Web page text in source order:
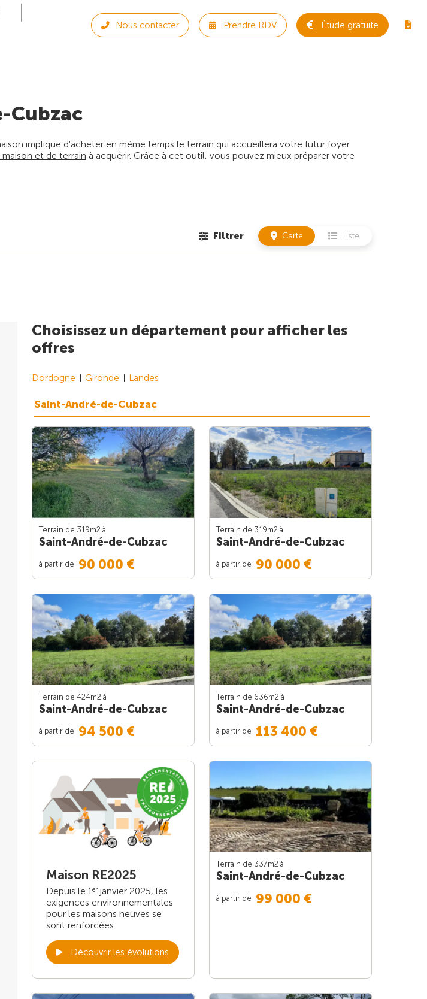
Nous contacter Prendre RDV Étude gratuite
Cubzac
implique d'acheter en même temps le terrain qui accueillera votre futur foyer.
et de terrain à acquérir. Grâce à cet outil, vous pouvez mieux préparer votre
Filtrer Carte Liste
Choisissez un département pour afficher les
offres
Dordogne Gironde Landes
Saint-André-de-Cubzac
Terrain de 319m2 à
Saint-André-de-Cubzac
à partir de 90 000 €
Terrain de 319m2 à
Saint-André-de-Cubzac
à partir de 90 000 €
Terrain de 424m2 à
Saint-André-de-Cubzac
à partir de 94 500 €
Terrain de 636m2 à
Saint-André-de-Cubzac
à partir de 113 400 €
Maison RE2025
Depuis le 1 er janvier 2025, les
exigences environnementales
pour les maisons neuves se
sont renforcées.
Découvrir les évolutions
Terrain de 337m2 à
Saint-André-de-Cubzac
à partir de 99 000 €